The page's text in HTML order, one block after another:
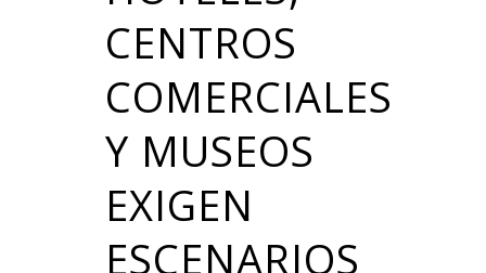
CENTROS
COMERCIALES
Y MUSEOS
EXIGEN
ESCENARIOS